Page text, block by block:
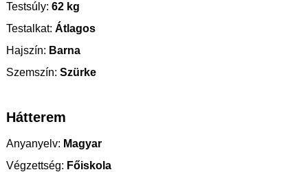
Testsúly: 62 kg
Testalkat: Átlagos
Hajszín: Barna
Szemszín: Szürke
Hátterem
Anyanyelv: Magyar
Végzettség: Főiskola